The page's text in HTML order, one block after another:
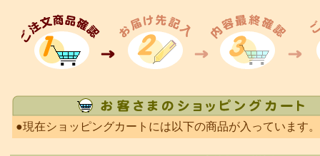
●現在ショッピングカートには以下の商品が入っています。